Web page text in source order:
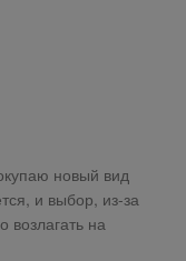
новый вид
и выбор, из-за
возлагать на